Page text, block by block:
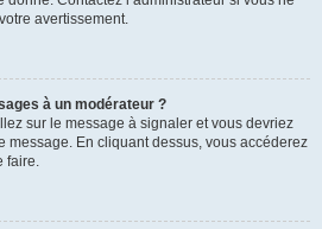
avertissement.
à un modérateur ?
sur le message à signaler et vous devriez
message. En cliquant dessus, vous accéderez
faire.